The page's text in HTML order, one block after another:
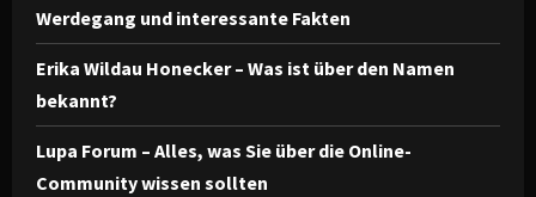
Werdegang und interessante Fakten
Erika Wildau Honecker – Was ist über den Namen
bekannt?
Lupa Forum – Alles, was Sie über die Online-
Community wissen sollten